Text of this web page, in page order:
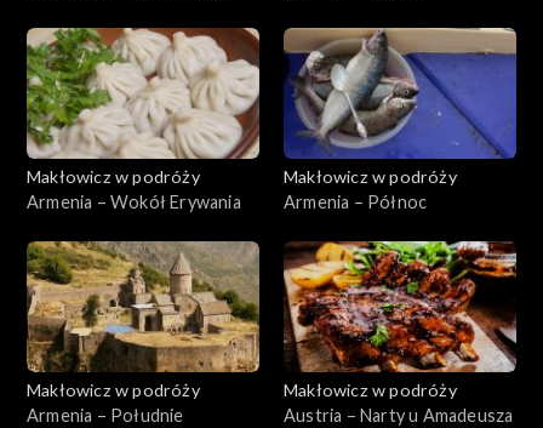
Makłowicz w podróży
Armenia – Wokół Erywania
Makłowicz w podróży
Armenia – Północ
Makłowicz w podróży
Armenia – Południe
Makłowicz w podróży
Austria – Narty u Amadeusza